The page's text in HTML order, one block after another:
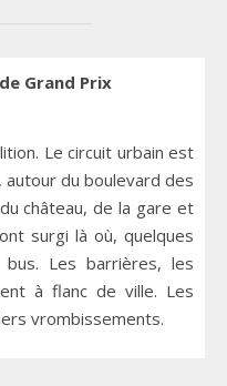
Grand Prix
Le circuit urbain est
du boulevard des
château, de la gare et
surgi là où, quelques
Les barrières, les
à flanc de ville. Les
vrombissements.